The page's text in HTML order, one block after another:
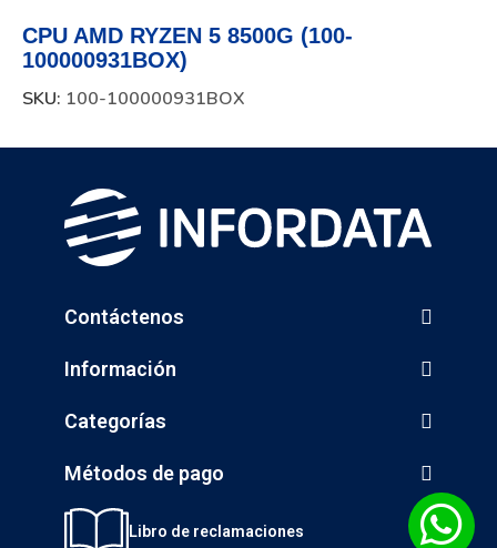
CPU AMD RYZEN 5 8500G (100-
100000931BOX)
SKU: 100-100000931BOX
Contáctenos
Información
Categorías
Métodos de pago
Libro de reclamaciones